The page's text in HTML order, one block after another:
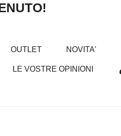
OUTLET NOVITA'
LE VOSTRE OPINIONI